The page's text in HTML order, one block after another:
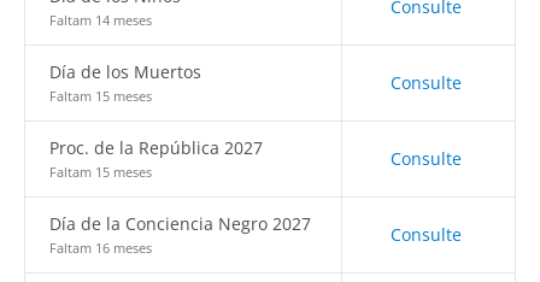
Faltam 14 meses
Consulte
Día de los Muertos
Faltam 15 meses
Consulte
Proc. de la República 2027
Faltam 15 meses
Consulte
Día de la Conciencia Negro 2027
Faltam 16 meses
Consulte